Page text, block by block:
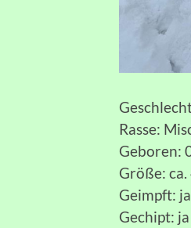
Rasse:
Geboren:
Größe:
Geimpft:
Gechipt: ja